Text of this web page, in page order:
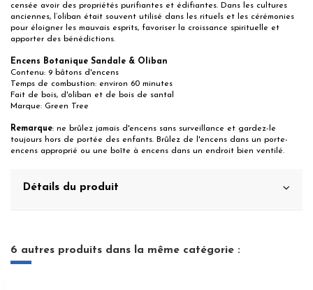
censée avoir des propriétés purifiantes et édifiantes. Dans les cultures
anciennes, l’oliban était souvent utilisé dans les rituels et les cérémonies
pour éloigner les mauvais esprits, favoriser la croissance spirituelle et
apporter des bénédictions.
Encens Botanique Sandale & Oliban
Contenu: 9 bâtons d'encens
Temps de combustion: environ 60 minutes
Fait de bois, d'oliban et de bois de santal
Marque: Green Tree
Remarque: ne brûlez jamais d'encens sans surveillance et gardez-le
toujours hors de portée des enfants. Brûlez de l'encens dans un porte-
encens approprié ou une boîte à encens dans un endroit bien ventilé.
Détails du produit
6 autres produits dans la même catégorie :